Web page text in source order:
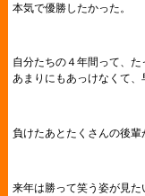
本気で優勝したかった。
自分たちの４年間って、た
あまりにもあっけなくて、
負けたあとたくさんの後輩
来年は勝って笑う姿が見た